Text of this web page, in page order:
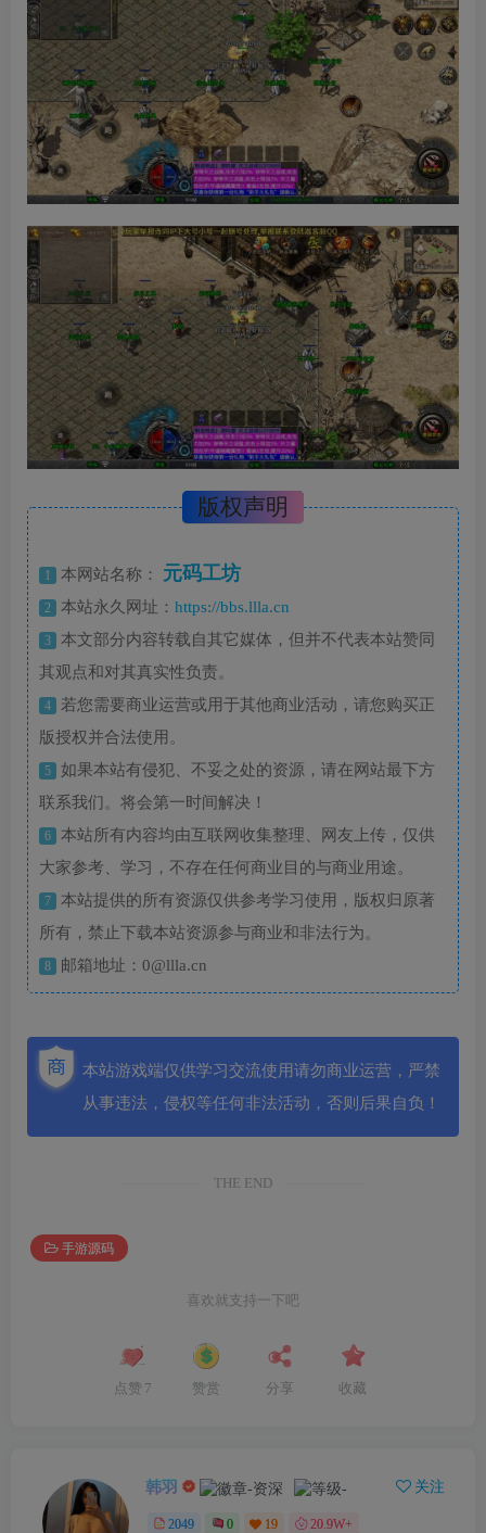
版权声明
1 本网站名称： 元码工坊
2 本站永久网址： https://bbs.llla.cn
3
本文部分内容转载自其它媒体，但并不代表本站赞同
其观点和对其真实性负责。
4
若您需要商业运营或用于其他商业活动，请您购买正
版授权并合法使用。
5
如果本站有侵犯、不妥之处的资源，请在网站最下方
联系我们。将会第一时间解决！
6
本站所有内容均由互联网收集整理、网友上传，仅供
大家参考、学习，不存在任何商业目的与商业用途。
7
本站提供的所有资源仅供参考学习使用，版权归原著
所有，禁止下载本站资源参与商业和非法行为。
8 邮箱地址：0@llla.cn
本站游戏端仅供学习交流使用请勿商业运营，严禁
从事违法，侵权等任何非法活动，否则后果自负！
THE END
手游源码
喜欢就支持一下吧
点赞 7 赞赏 分享 收藏
韩羽 关注
2049 0 19 20.9W+